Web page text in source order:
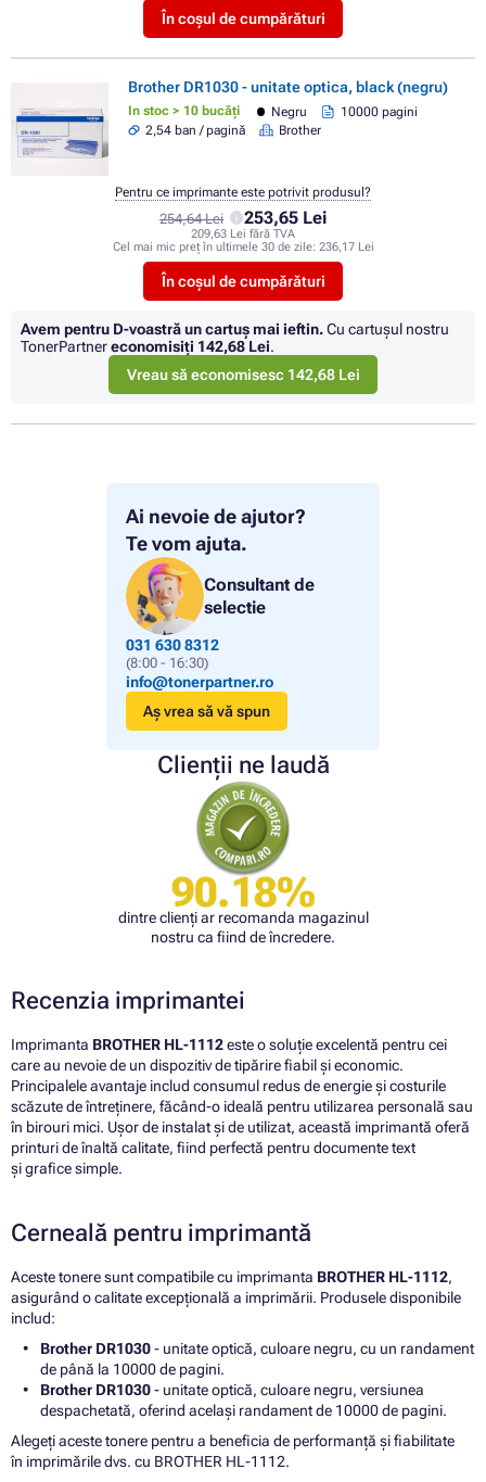
Ai nevoie de ajutor?
Te vom ajuta.
Consultant de
selectie
031 630 8312
(8:00 - 16:30)
info@tonerpartner.ro
Aș vrea să vă spun
Clienții ne laudă
90.18%
dintre clienți ar recomanda magazinul
nostru ca fiind de încredere.
În coșul de cumpărături
Brother DR1030 - unitate optica, black (negru)
In stoc > 10 bucăți Negru
10000 pagini
2,54 ban / pagină
Brother
254,64 Lei 253,65 Lei
209,63 Lei fără TVA
Cel mai mic preț în ultimele 30 de zile: 236,17 Lei
În coșul de cumpărături
Pentru ce imprimante este potrivit produsul?
Avem pentru D-voastră un cartuș mai ieftin.Cu cartuşul nostru
TonerPartnereconomisiţi 142,68 Lei.
Vreau să economisesc 142,68 Lei
Recenzia imprimantei
Imprimanta BROTHER HL-1112este o soluție excelentă pentru cei
care au nevoie de un dispozitiv de tipărire fiabil și economic.
Principalele avantaje includ consumul redus de energie și costurile
scăzute de întreținere, făcând-o ideală pentru utilizarea personală sau
în birouri mici. Ușor de instalat și de utilizat, această imprimantă oferă
printuri de înaltă calitate, fiind perfectă pentru documente text
și grafice simple.
Cerneală pentru imprimantă
Aceste tonere sunt compatibile cu imprimanta BROTHER HL-1112,
asigurând o calitate excepțională a imprimării. Produsele disponibile
includ:
Brother DR1030- unitate optică, culoare negru, cu un randament
de până la 10000 de pagini.
Brother DR1030- unitate optică, culoare negru, versiunea
despachetată, oferind același randament de 10000 de pagini.
Alegeți aceste tonere pentru a beneficia de performanță și fiabilitate
în imprimările dvs. cu BROTHER HL-1112.